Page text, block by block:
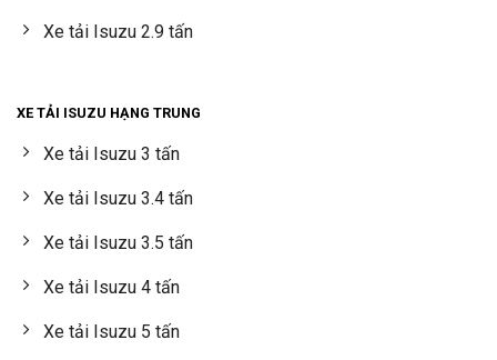
Xe tải Isuzu 2.9 tấn
XE TẢI ISUZU HẠNG TRUNG
Xe tải Isuzu 3 tấn
Xe tải Isuzu 3.4 tấn
Xe tải Isuzu 3.5 tấn
Xe tải Isuzu 4 tấn
Xe tải Isuzu 5 tấn